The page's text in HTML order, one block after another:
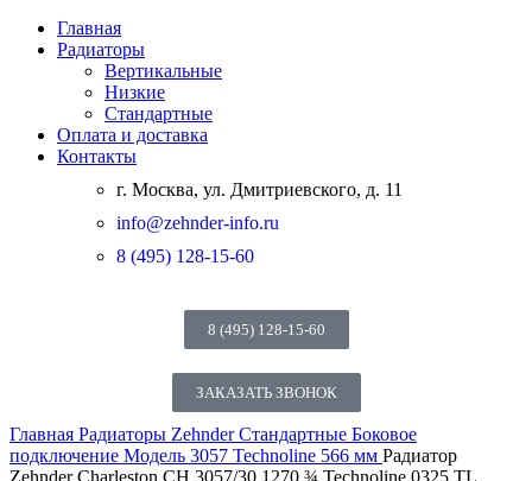
Главная
Радиаторы
Вертикальные
Низкие
Стандартные
Оплата и доставка
Контакты
г. Москва, ул. Дмитриевского, д. 11
info@zehnder-info.ru
8 (495) 128-15-60
8 (495) 128-15-60
ЗАКАЗАТЬ ЗВОНОК
Главная Радиаторы ZehnderСтандартные Боковое
подключение Модель 3057 Technoline 566 мм Радиатор
Zehnder Charleston CH 3057/30 1270 ¾ Technoline 0325 TL